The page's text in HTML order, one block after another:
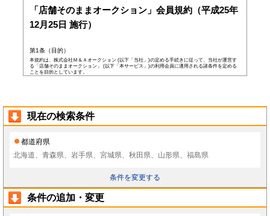
「店舗そのままオークション」会員規約（平成25年
12月25日 施行）
第1条（目的）
本規約は、株式会社Ｍ＆Ａオークション (以下「当社」)の定める手続きに従って、当社が運営す
る「店舗そのままオークション」 (以下「本サービス」)の利用会員に適用される諸条件を定める
ことを目的としています。
以下の各号の条件を全て満たした者を本サービスの会員(以下「会員」)とします。
本規約に同意した者
当社所定の登録情報を当社へ提出した者
前項にかかわらず、以下の各号のいずれかに当てはまる者は会員となる資格を持たないもの
とし、会員登録が否認されることがあります。
なお、既に会員として登録されている者が以下の条件に当てはまっている場合、当社は何ら
通告なく、当社の判断により随時に本サービスを中止、もしくはその者の会員としての資格
録の際に後見人その他の法定代理人の同意等を得ている場合を除きます)
日本国外に在住の者
当社へ虚偽の事項を報告した者
破産状態もしくはそれと同等の状態にあり、信用状態が著しく悪化している者
現在の検索条件
都道府県
北海道、青森県、岩手県、宮城県、秋田県、山形県、福島県
条件を変更する
条件の追加・変更